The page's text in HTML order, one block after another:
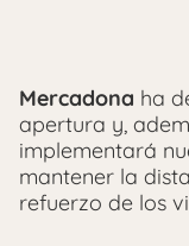
Mercadona ha
apertura y,
implementará
mantener la
refuerzo de los